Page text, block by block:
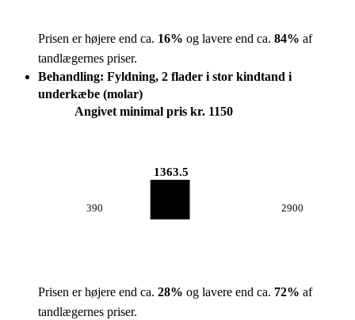
Prisen er højere end ca. 16% og lavere end ca. 84% af
tandlægernes priser.
Behandling: Fyldning, 2 flader i stor kindtand i
underkæbe (molar)
Angivet minimal pris kr. 1150
390
1363.5
2900
Prisen er højere end ca. 28% og lavere end ca. 72% af
tandlægernes priser.